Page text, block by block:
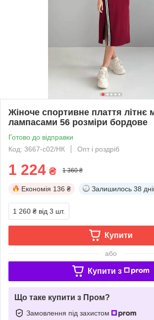
Жіноче спортивне плаття літнє
лампасами 56 розміри бордове
Готово до відправки
Код: 3667-c02/НК
Опт і роздріб
1 224 ₴ 1 360 ₴
Економія 136 ₴ Залишилось 38
1 260 ₴ від 3 шт.
Купити
або
Купити з
Що таке купити з Пром?
Замовлення під захистом